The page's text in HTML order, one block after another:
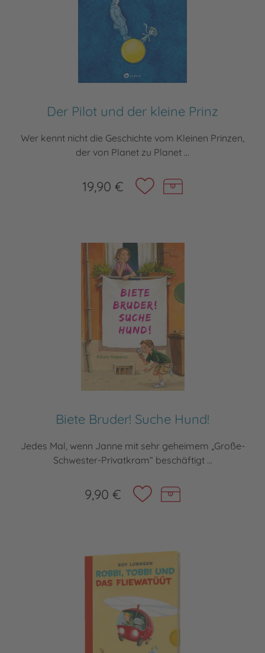
Der Pilot und der kleine Prinz
Wer kennt nicht die Geschichte vom Kleinen Prinzen,
der von Planet zu Planet ...
19,90 €
Biete Bruder! Suche Hund!
Jedes Mal, wenn Janne mit sehr geheimem „Große-
Schwester-Privatkram“ beschäftigt ...
9,90 €